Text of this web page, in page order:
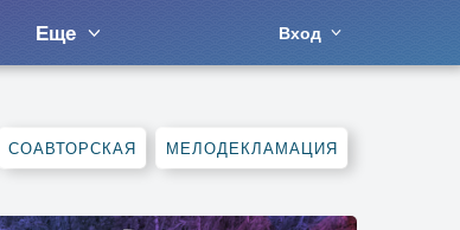
Еще Вход
СОАВТОРСКАЯ МЕЛОДЕКЛАМАЦИЯ